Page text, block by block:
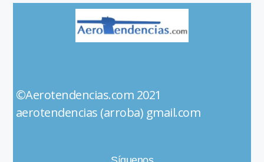
©Aerotendencias.com 2021
aerotendencias (arroba) gmail.com